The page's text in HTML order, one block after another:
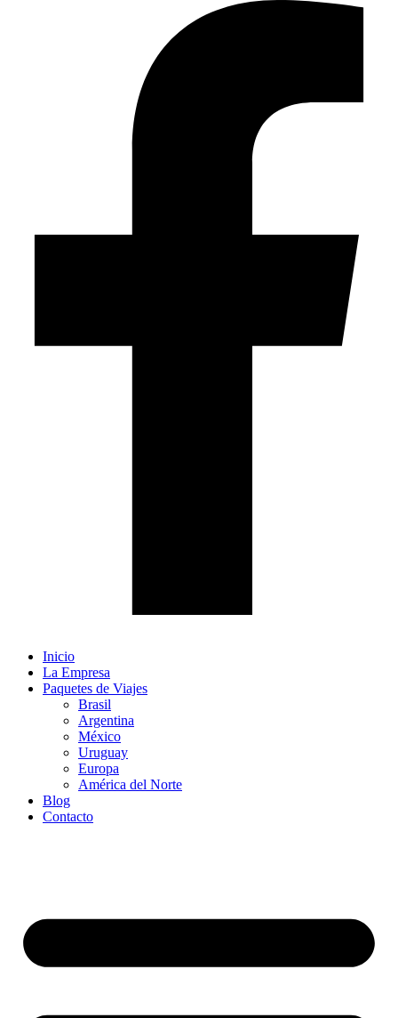
Inicio
La Empresa
Paquetes de Viajes
Brasil
Argentina
México
Uruguay
Europa
América del Norte
Blog
Contacto